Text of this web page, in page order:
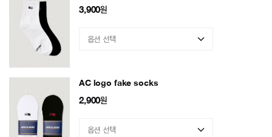
3,900원
AC logo fake socks
2,900원